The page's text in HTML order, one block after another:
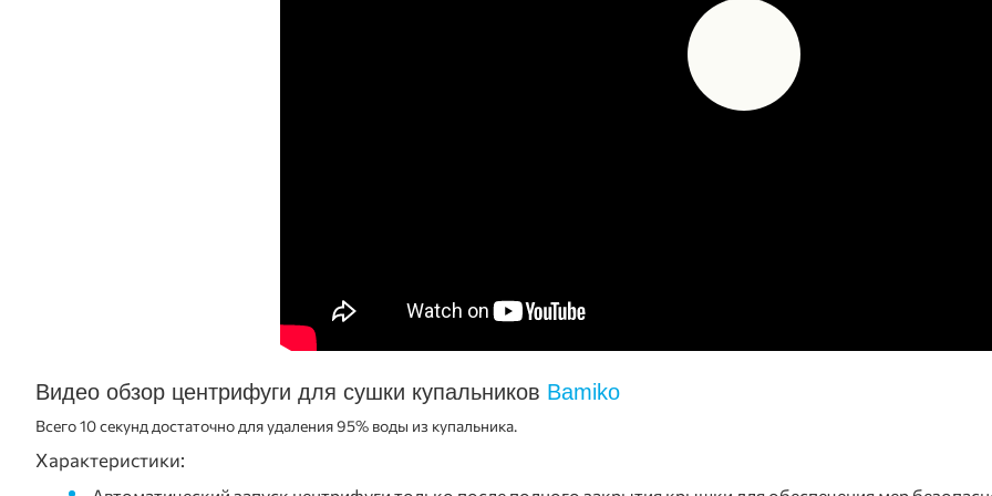
Видео обзор центрифуги для сушки купальников Bamiko
Всего 10 секунд достаточно для удаления 95% воды из купальника.
Характеристики: